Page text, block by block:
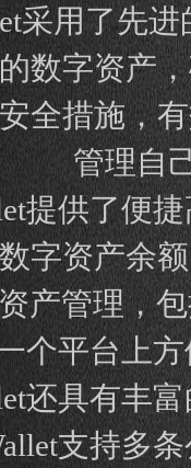
采用了先
数字资产
全措施，
管理自
提供了便
字资产余
产管理，
个平台上
还具有丰
支持多